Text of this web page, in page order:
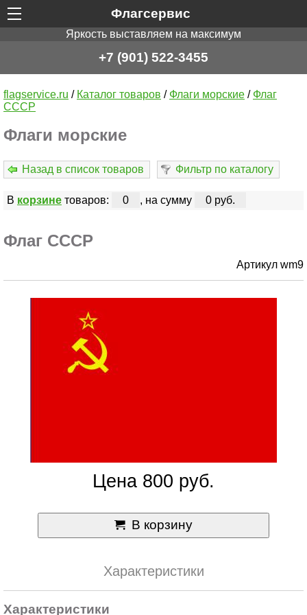
Флагсервис
Яркость выставляем на максимум
+7 (901) 522-3455
flagservice.ru / Каталог товаров / Флаги морские / Флаг
СССР
Флаги морские
Назад в список товаров Фильтр по каталогу
В корзинетоваров: 0 , на сумму 0 руб.
Флаг СССР
Артикул wm9
Цена 800 руб.
В корзину
Характеристики
Характеристики